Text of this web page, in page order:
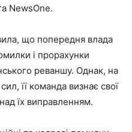
NewsOne.
що попередня влада
і прорахунки
реваншу. Однак, на
її команда визнає свої
їх виправленням.